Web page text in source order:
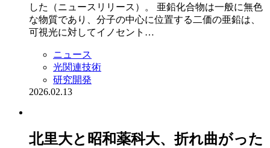
した（ニュースリリース）。 亜鉛化合物は一般に無色
な物質であり、分子の中心に位置する二価の亜鉛は、
可視光に対してイノセント…
ニュース
光関連技術
研究開発
2026.02.13
北里大と昭和薬科大、折れ曲がった